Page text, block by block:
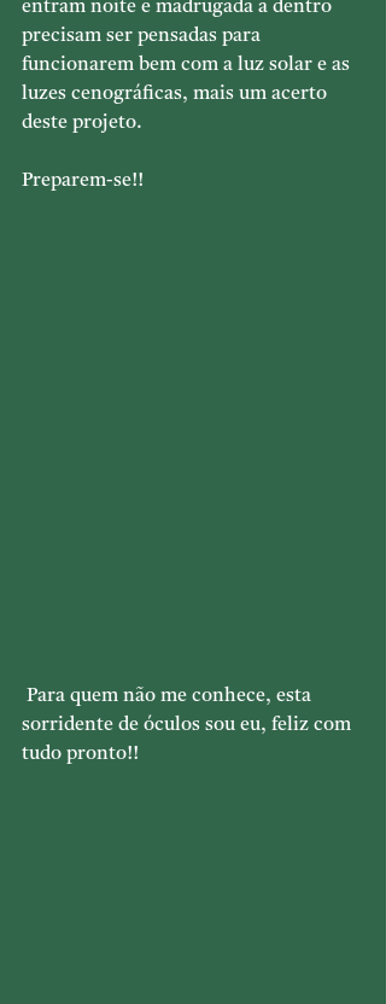
entram noite e madrugada a dentro
precisam ser pensadas para
funcionarem bem com a luz solar e as
luzes cenográficas, mais um acerto
deste projeto.
Preparem-se!!
sorridente de óculos sou eu, feliz com
tudo pronto!!